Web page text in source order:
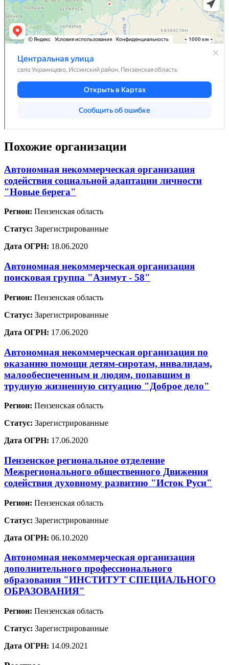
Похожие организации
Автономная некоммерческая организация
содействия социальной адаптации личности
"Новые берега"
Регион: Пензенская область
Статус: Зарегистрированные
Дата ОГРН: 18.06.2020
Автономная некоммерческая организация
поисковая группа "Азимут - 58"
Регион: Пензенская область
Статус: Зарегистрированные
Дата ОГРН: 17.06.2020
Автономная некоммерческая организация по
оказанию помощи детям-сиротам, инвалидам,
малообеспеченным и людям, попавшим в
трудную жизненную ситуацию "Доброе дело"
Регион: Пензенская область
Статус: Зарегистрированные
Дата ОГРН: 17.06.2020
Пензенское региональное отделение
Межрегионального общественного Движения
содействия духовному развитию "Исток Руси"
Регион: Пензенская область
Статус: Зарегистрированные
Дата ОГРН: 06.10.2020
Автономная некоммерческая организация
дополнительного профессионального
образования "ИНСТИТУТ СПЕЦИАЛЬНОГО
ОБРАЗОВАНИЯ"
Регион: Пензенская область
Статус: Зарегистрированные
Дата ОГРН: 14.09.2021